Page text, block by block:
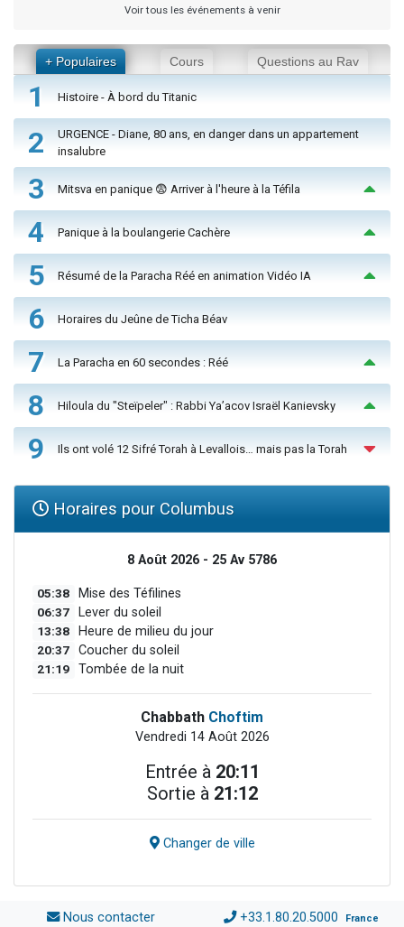
Voir tous les événements à venir
+ Populaires Cours Questions au Rav
1 Histoire - À bord du Titanic
2
URGENCE - Diane, 80 ans, en danger dans un appartement
insalubre
3 Mitsva en panique 😨 Arriver à l'heure à la Téfila
4 Panique à la boulangerie Cachère
5 Résumé de la Paracha Réé en animation Vidéo IA
6 Horaires du Jeûne de Ticha Béav
7 La Paracha en 60 secondes : Réé
8 Hiloula du "Steïpeler" : Rabbi Ya’acov Israël Kanievsky
9 Ils ont volé 12 Sifré Torah à Levallois… mais pas la Torah
Horaires pour Columbus
8 Août 2026 - 25 Av 5786
05:38 Mise des Téfilines
06:37 Lever du soleil
13:38 Heure de milieu du jour
20:37 Coucher du soleil
21:19 Tombée de la nuit
Chabbath Choftim
Vendredi 14 Août 2026
Entrée à 20:11
Sortie à 21:12
Changer de ville
Nous contacter +33.1.80.20.5000 France